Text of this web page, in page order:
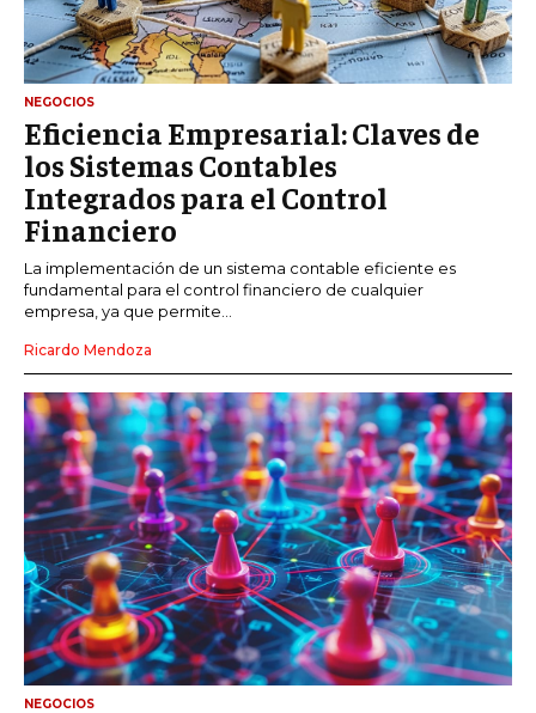
NEGOCIOS
Eficiencia Empresarial: Claves de
los Sistemas Contables
Integrados para el Control
Financiero
La implementación de un sistema contable eficiente es
fundamental para el control financiero de cualquier
empresa, ya que permite...
Ricardo Mendoza
NEGOCIOS